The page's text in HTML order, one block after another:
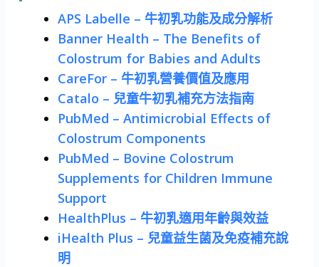
APS Labelle – 牛初乳功能及成分解析
Banner Health – The Benefits of
Colostrum for Babies and Adults
CareFor – 牛初乳營養價值及應用
Catalo – 兒童牛初乳補充方法指南
PubMed – Antimicrobial Effects of
Colostrum Components
PubMed – Bovine Colostrum
Supplements for Children Immune
Support
HealthPlus – 牛初乳適用年齡與效益
iHealth Plus – 兒童益生菌及免疫補充說
明